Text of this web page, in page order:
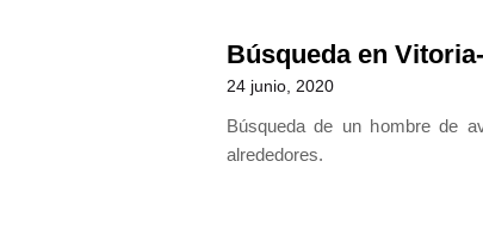
Búsqueda en
24 junio, 2020
Búsqueda de un hombre de
alrededores.